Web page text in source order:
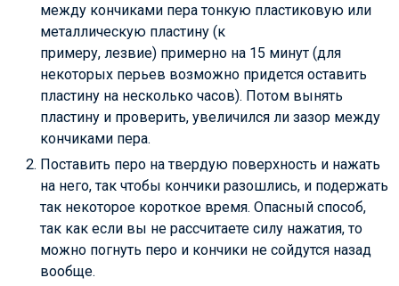
между кончиками пера тонкую пластиковую или
металлическую пластину (к
примеру, лезвие) примерно на 15 минут (для
некоторых перьев возможно придется оставить
пластину на несколько часов). Потом вынять
пластину и проверить, увеличился ли зазор между
кончиками пера.
Поставить перо на твердую поверхность и нажать
на него, так чтобы кончики разошлись, и подержать
так некоторое короткое время. Опасный способ,
так как если вы не рассчитаете силу нажатия, то
можно погнуть перо и кончики не сойдутся назад
вообще.